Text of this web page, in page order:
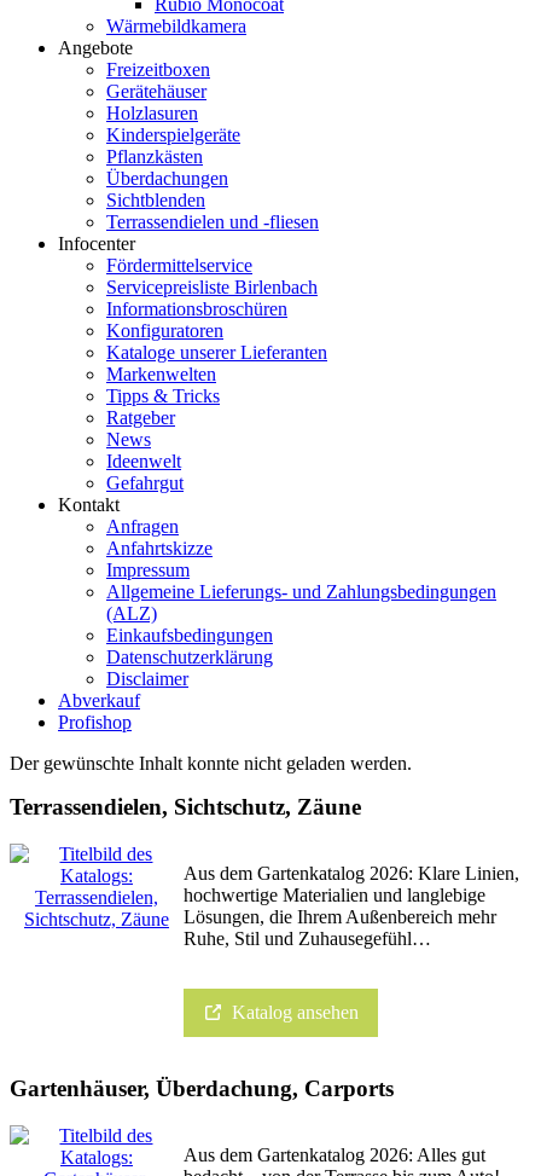
Rubio Monocoat
Wärmebildkamera
Angebote
Freizeitboxen
Gerätehäuser
Holzlasuren
Kinderspielgeräte
Pflanzkästen
Überdachungen
Sichtblenden
Terrassendielen und -fliesen
Infocenter
Fördermittelservice
Servicepreisliste Birlenbach
Informationsbroschüren
Konfiguratoren
Kataloge unserer Lieferanten
Markenwelten
Tipps & Tricks
Ratgeber
News
Ideenwelt
Gefahrgut
Kontakt
Anfragen
Anfahrtskizze
Impressum
Allgemeine Lieferungs- und Zahlungsbedingungen
(ALZ)
Einkaufsbedingungen
Datenschutzerklärung
Disclaimer
Abverkauf
Profishop
Der gewünschte Inhalt konnte nicht geladen werden.
Terrassendielen, Sichtschutz, Zäune
Aus dem Gartenkatalog 2026: Klare Linien,
hochwertige Materialien und langlebige
Lösungen, die Ihrem Außenbereich mehr
Ruhe, Stil und Zuhausegefühl…
Katalog ansehen
Gartenhäuser, Überdachung, Carports
Aus dem Gartenkatalog 2026: Alles gut